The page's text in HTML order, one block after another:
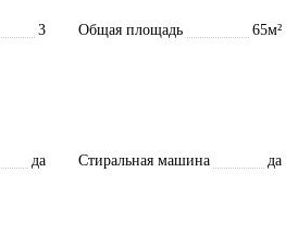
3 Общая площадь
65м²
да Стиральная машина
да